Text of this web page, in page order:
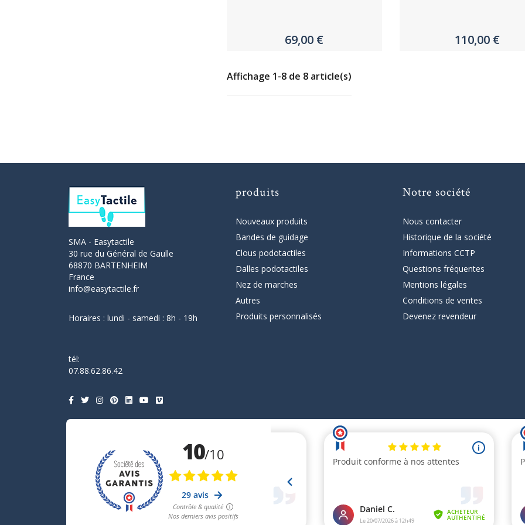
69,00 € 110,00 €
Affichage 1-8 de 8 article(s)
SMA - Easytactile
30 rue du Général de Gaulle
68870 BARTENHEIM
France
info@easytactile.fr
Horaires : lundi - samedi : 8h - 19h
tél:
07.88.62.86.42
produits
Nouveaux produits
Bandes de guidage
Clous podotactiles
Dalles podotactiles
Nez de marches
Autres
Produits personnalisés
Notre société
Nous contacter
Historique de la société
Informations CCTP
Questions fréquentes
Mentions légales
Conditions de ventes
Devenez revendeur